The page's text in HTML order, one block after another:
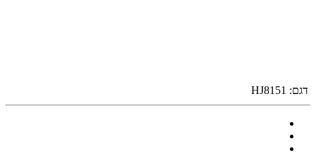
דגם: HJ8151